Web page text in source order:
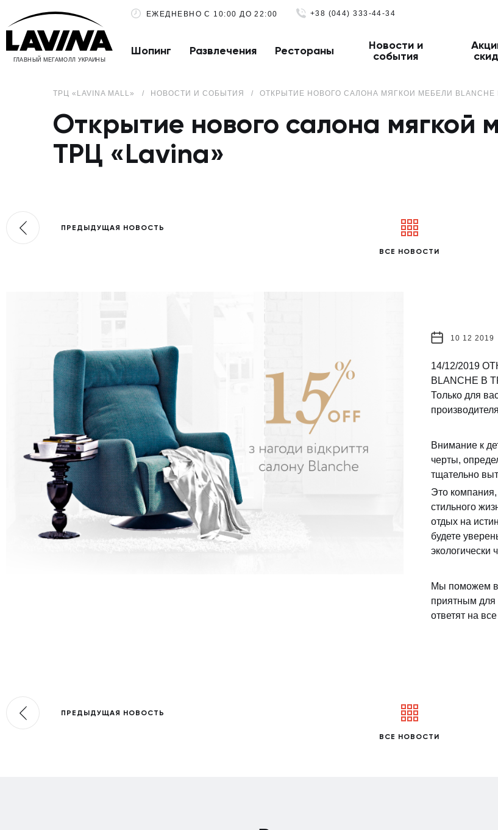
ГЛАВНЫЙ МЕГАМОЛЛ УКРАИНЫ
ЕЖЕДНЕВНО С 10:00 ДО 22:00 +38 (044) 333-44-34
Шопинг Развлечения Рестораны
Новости и
события
ТРЦ «LAVINA MALL» НОВОСТИ И СОБЫТИЯ ОТКРЫТИЕ НОВОГО САЛОНА МЯГКОЙ МЕБЕЛИ BLANCHE
Открытие нового салона мягкой
ТРЦ «Lavina»
ПРЕДЫДУЩАЯ НОВОСТЬ
ВСЕ НОВОСТИ
10 12 2019
14/12/2019
BLANCHE В
Только для
Внимание к
черты,
тщательно
Это компания,
стильного
отдых на
будете
экологически
Мы поможем
приятным для
ответят на
ПРЕДЫДУЩАЯ НОВОСТЬ
ВСЕ НОВОСТИ